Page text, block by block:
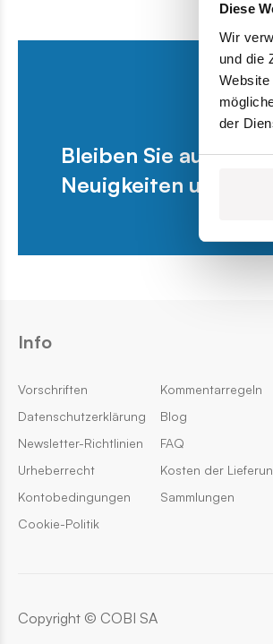
Diese
Wir
und die
der
Bleiben Sie auf
Neuigkeiten und
Info
Vorschriften
Datenschutzerklärung
Newsletter-Richtlinien
Urheberrecht
Kontobedingungen
Cookie-Politik
Kommentarregeln
Blog
FAQ
Kosten der
Sammlungen
Copyright © COBI SA